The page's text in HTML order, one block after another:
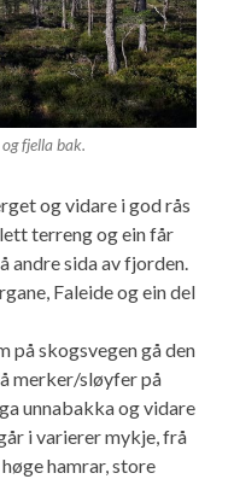
fjella bak.
og vidare i god rås
terreng og ein får
andre sida av fjorden.
Faleide og ein del
på skogsvegen gå den
merker/sløyfer på
unnabakka og vidare
i varierer mykje, frå
hamrar, store